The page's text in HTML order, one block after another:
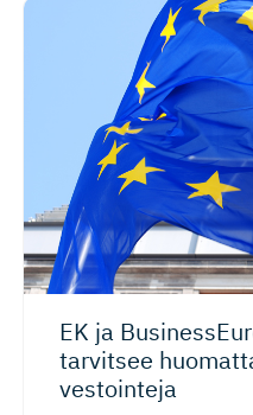
EK ja
tarvitsee
ves­tointeja